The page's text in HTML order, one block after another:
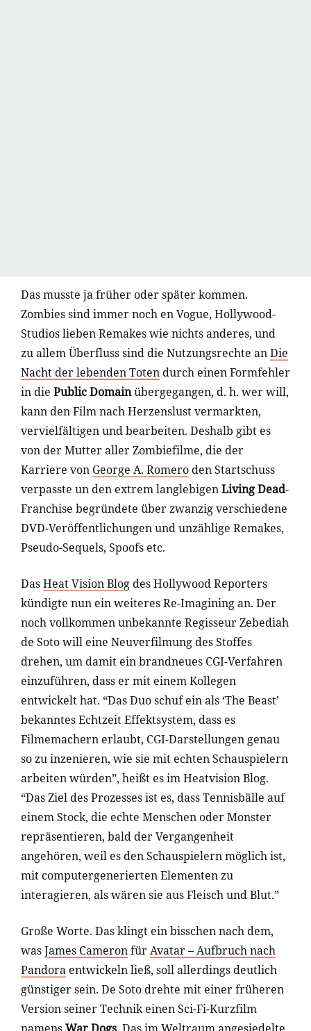
Das musste ja früher oder später kommen.
Zombies sind immer noch en Vogue, Hollywood-
Studios lieben Remakes wie nichts anderes, und
zu allem Überfluss sind die Nutzungsrechte anDie
Nacht der lebenden Toten durch einen Formfehler
in die Public Domainübergegangen, d. h. wer will,
kann den Film nach Herzenslust vermarkten,
vervielfältigen und bearbeiten. Deshalb gibt es
von der Mutter aller Zombiefilme, die der
Karriere von George A. Romero den Startschuss
verpasste un den extrem langlebigenLiving Dead-
Franchise begründete über zwanzig verschiedene
DVD-Veröffentlichungen und unzählige Remakes,
Pseudo-Sequels, Spoofs etc.
DasHeat Vision Blog des Hollywood Reporters
kündigte nun ein weiteres Re-Imagining an. Der
noch vollkommen unbekannte Regisseur Zebediah
de Soto will eine Neuverfilmung des Stoffes
drehen, um damit ein brandneues CGI-Verfahren
einzuführen, dass er mit einem Kollegen
entwickelt hat. “Das Duo schuf ein als ‘The Beast’
bekanntes Echtzeit Effektsystem, dass es
Filmemachern erlaubt, CGI-Darstellungen genau
so zu inzenieren, wie sie mit echten Schauspielern
arbeiten würden”, heißt es im Heatvision Blog.
“Das Ziel des Prozesses ist es, dass Tennisbälle auf
einem Stock, die echte Menschen oder Monster
repräsentieren, bald der Vergangenheit
angehören, weil es den Schauspielern möglich ist,
mit computergenerierten Elementen zu
interagieren, als wären sie aus Fleisch und Blut.”
Große Worte. Das klingt ein bisschen nach dem,
wasJames CameronfürAvatar – Aufbruch nach
Pandora entwickeln ließ, soll allerdings deutlich
günstiger sein. De Soto drehte mit einer früheren
Version seiner Technik einen Sci-Fi-Kurzfilm